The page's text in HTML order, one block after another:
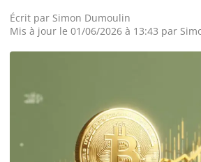
Actualité Exchanges
Acheter Cryptomonnaies
Écrit par Simon Dumoulin
Mis à jour le 01/06/2026 à 13:43 par